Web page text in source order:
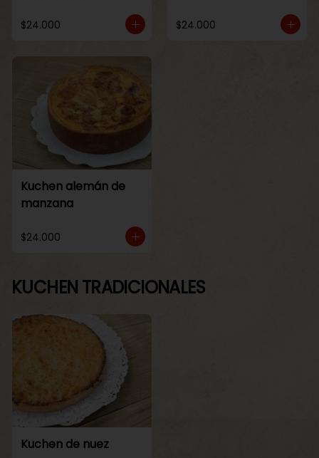
$24.000 $24.000
Kuchen alemán de
manzana
$24.000
KUCHEN TRADICIONALES
Kuchen de nuez